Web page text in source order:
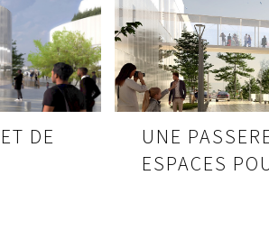
DE
UNE
ESPACES